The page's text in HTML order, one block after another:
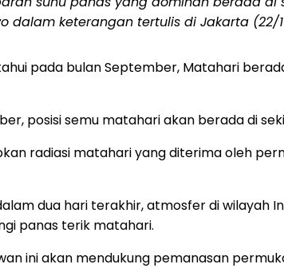
dalam keterangan tertulis di Jakarta (22/
pada bulan September, Matahari
posisi semu matahari akan berada di
radiasi matahari yang diterima oleh
dua hari terakhir, atmosfer di
panas terik matahari.
ini akan mendukung pemanasan